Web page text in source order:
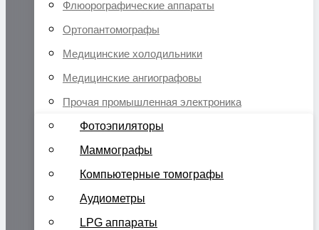
Флюорографические аппараты
Ортопантомографы
Медицинские холодильники
Медицинские ангиографовы
Прочая промышленная электроника
Фотоэпиляторы
Маммографы
Компьютерные томографы
Аудиометры
LPG аппараты